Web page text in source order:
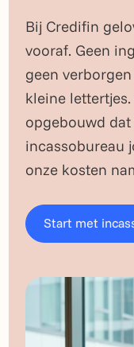
Bij Credifin
vooraf. Geen
geen
kleine
opgebouwd
incassobureau
onze kosten
Start met